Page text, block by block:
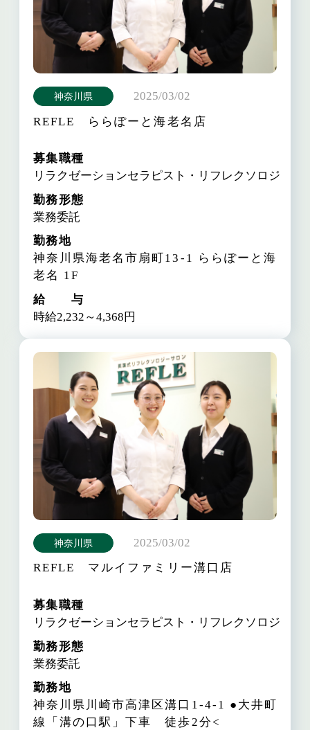
神奈川県
2025/03/02
REFLE ららぽーと海老名店
募集職種
リラクゼーションセラピスト・リフレクソロジスト
勤務形態
業務委託
勤務地
神奈川県海老名市扇町13-1
ららぽーと海
老名 1F
給 与
時給2,232～4,368円
神奈川県
2025/03/02
REFLE マルイファミリー溝口店
募集職種
リラクゼーションセラピスト・リフレクソロジスト
勤務形態
業務委託
勤務地
神奈川県川崎市高津区溝口1-4-1 ●大井町
線「溝の口駅」下車 徒歩2分<